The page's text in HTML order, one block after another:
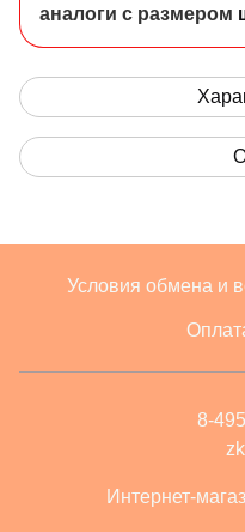
аналоги с размером
Условия обмена и
8-
Интернет-